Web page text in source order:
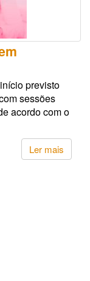
previsto
sessões
acordo com o
Ler mais